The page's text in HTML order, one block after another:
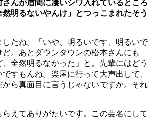
んが眉間に凄いシワ入れているところ
明るないやんけ」とつっこまれたそう
たね。「いや、明るいです、明るいで
。あとダウンタウンの松本さんにも
、全然明るなかった」と。先輩にはどう
すもんね。楽屋に行って大声出して、
ら真面目に言うじゃないですか。それ
えてありがたいです。この芸名にして